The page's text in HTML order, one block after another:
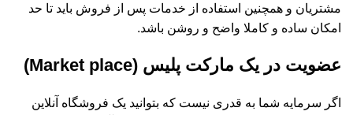
مشتریان و همچنین استفاده از خدمات پس از فروش باید تا حد
امکان ساده و کاملا واضح و روشن باشد.
عضویت در یک مارکت پلیس (Market place)
اگر سرمایه شما به قدری نیست که بتوانید یک فروشگاه آنلاین